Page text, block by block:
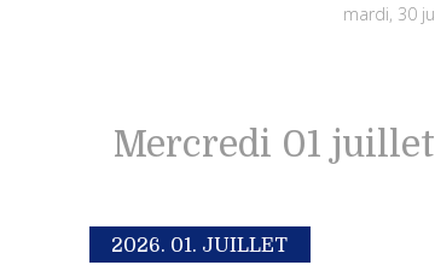
mardi, 30
Mercredi 01
2026. 01. JUILLET